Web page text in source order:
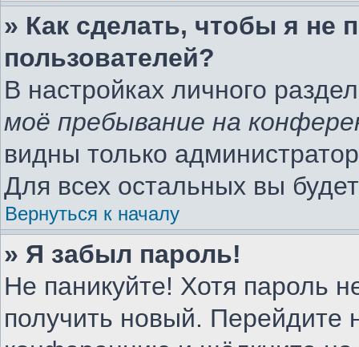
» Как сделать, чтобы я не
пользователей?
В настройках личного
моё пребывание на
видны только
Для всех остальных вы
Вернуться к началу
» Я забыл пароль!
Не паникуйте! Хотя пароль
получить новый. Перейдите